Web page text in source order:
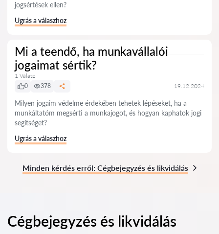
jogsértések ellen?
Ugrás a válaszhoz
Mi a teendő, ha munkavállalói
jogaimat sértik?
1 Válasz
0
378 19.12.2024
Milyen jogaim védelme érdekében tehetek lépéseket, ha a
munkáltatóm megsérti a munkajogot, és hogyan kaphatok jogi
segítséget?
Ugrás a válaszhoz
Minden kérdés erről: Cégbejegyzés és likvidálás
Cégbejegyzés és likvidálás